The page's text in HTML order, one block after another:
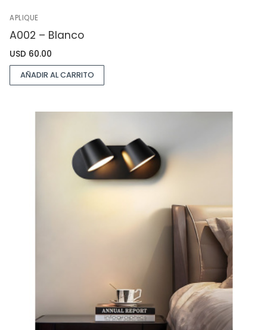
APLIQUE
A002 – Blanco
USD 60.00
AÑADIR AL CARRITO